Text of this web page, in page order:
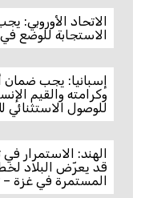
الاتحاد الأوروبي:
الاستجابة للوضع
إسبانيا: يجب ضمان
وكرامته والقيم
للوصول
الهند: الاستمرار
قد يعرّض البلاد
المستمرة في غزة